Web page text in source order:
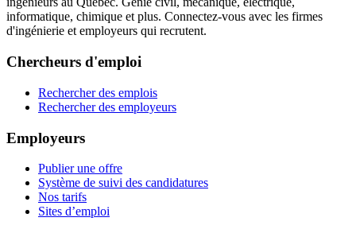
informatique, chimique et plus. Connectez-vous avec les firmes
d'ingénierie et employeurs qui recrutent.
Chercheurs d'emploi
Rechercher des emplois
Rechercher des employeurs
Employeurs
Publier une offre
Système de suivi des candidatures
Nos tarifs
Sites d’emploi